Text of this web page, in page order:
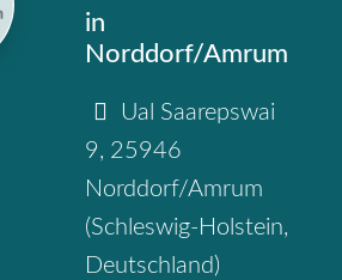
in
Norddorf/Amrum
Ual Saarepswai
9, 25946
Norddorf/Amrum
(Schleswig-Holstein,
Deutschland)